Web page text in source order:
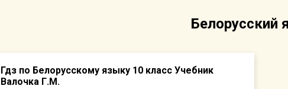
Белорусский
Гдз по Белорусскому языку 10 класс Учебник
Валочка Г.М.